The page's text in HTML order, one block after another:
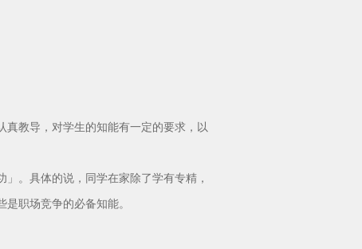
教导，对学生的知能有一定的要求，以
。具体的说，同学在家除了学有专精，
职场竞争的必备知能。